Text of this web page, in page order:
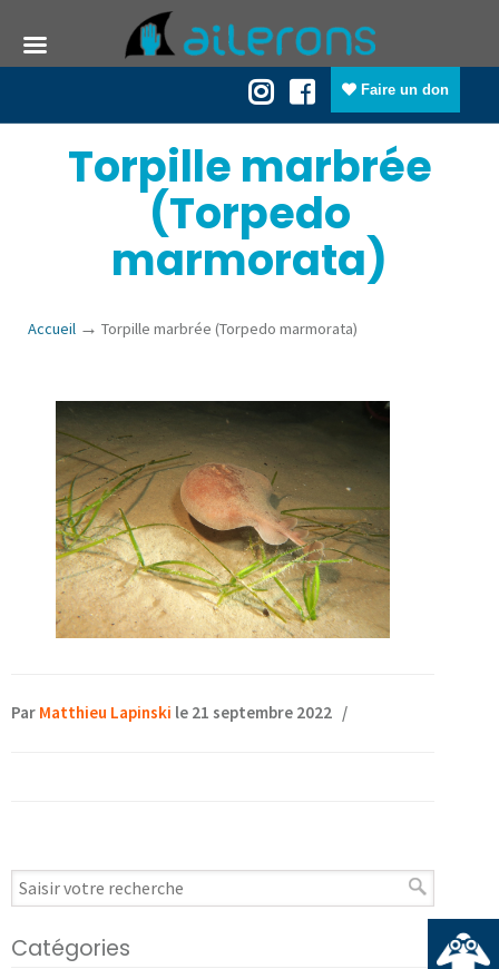
Faire un don
Torpille marbrée
(Torpedo
marmorata)
Accueil → Torpille marbrée (Torpedo marmorata)
Par Matthieu Lapinski le 21 septembre 2022 /
Catégories